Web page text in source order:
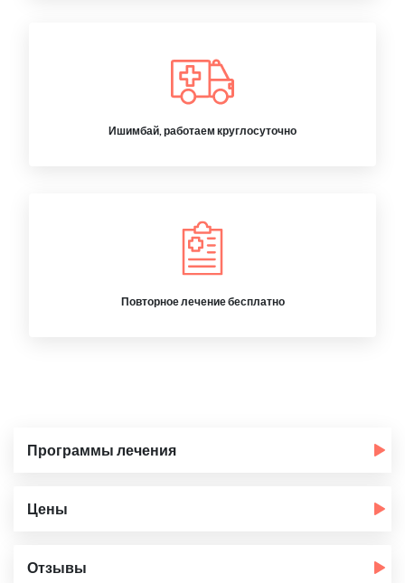
Ишимбай, работаем круглосуточно
Повторное лечение бесплатно
Программы лечения
Цены
Отзывы